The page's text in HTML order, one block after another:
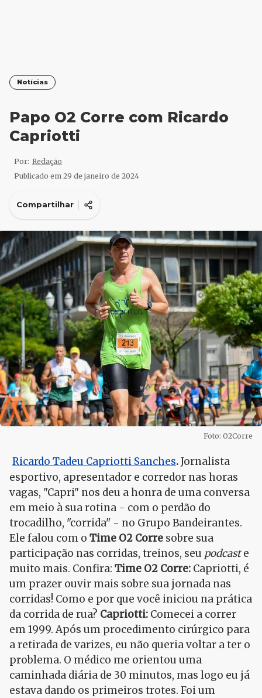
Notícias
Papo O2 Corre com Ricardo
Capriotti
Por: Redação
Publicado em 29 de janeiro de 2024
Compartilhar
Foto: O2Corre
Ricardo Tadeu Capriotti Sanches.Jornalista
esportivo, apresentador e corredor nas horas
vagas, "Capri" nos deu a honra de uma conversa
em meio à sua rotina - com o perdão do
trocadilho, "corrida" - no Grupo Bandeirantes.
Ele falou com o Time O2 Corre sobre sua
participação nas corridas, treinos, seu podcaste
muito mais. Confira: Time O2 Corre: Capriotti, é
um prazer ouvir mais sobre sua jornada nas
corridas! Como e por que você iniciou na prática
da corrida de rua? Capriotti: Comecei a correr
em 1999. Após um procedimento cirúrgico para
a retirada de varizes, eu não queria voltar a ter o
problema. O médico me orientou uma
caminhada diária de 30 minutos, mas logo eu já
estava dando os primeiros trotes. Foi um